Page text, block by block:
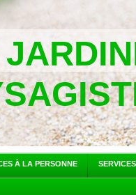
À LA PERSONNE